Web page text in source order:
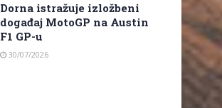
Dorna istražuje izložbeni
događaj MotoGP na Austin
F1 GP-u
30/07/2026